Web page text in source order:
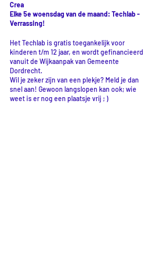
Crea
Elke 5e woensdag van de maand: Techlab -
Verrassing!
Het Techlab is gratis toegankelijk voor
kinderen t/m 12 jaar, en wordt gefinancieerd
vanuit de Wijkaanpak van Gemeente
Dordrecht.
Wil je zeker zijn van een plekje? Meld je dan
snel aan! Gewoon langslopen kan ook; wie
weet is er nog een plaatsje vrij ; )